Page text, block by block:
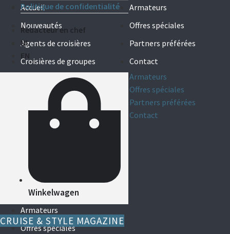
Politique de confidentialité
Rédacteur en chef
NL
EN
Winkelwagen
CRUISE & STYLE MAGAZINE
Accueil
Nouveautés
Agents de croisières
Croisières de groupes
Armateurs
Offres spéciales
Partners préférées
Contact
Nouveautés
Agents de croisières
Armateurs
Offres spéciales
Partners préférées
Contact
Agents de croisières
Croisières de groupes
Armateurs
Offres spéciales